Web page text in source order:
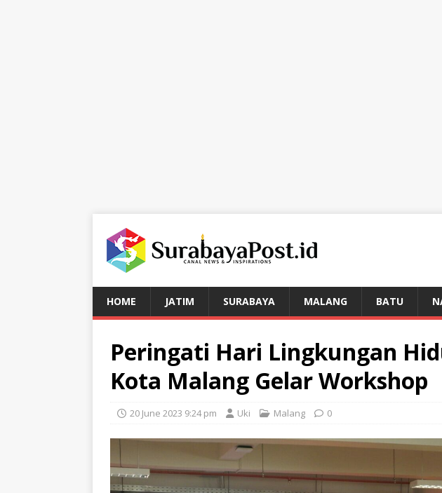
HOME JATIM SURABAYA MALANG BATU
Peringati Hari Lingkungan
Kota Malang Gelar Workshop
20 June 2023 9:24 pm Uki Malang 0